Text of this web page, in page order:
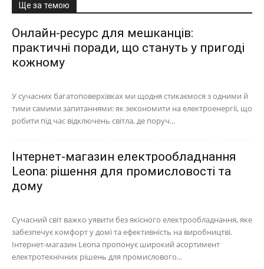
Ще за темою
Онлайн-ресурс для мешканців:
практичні поради, що стануть у пригоді
кожному
У сучасних багатоповерхівках ми щодня стикаємося з одними й
тими самими запитаннями: як зекономити на електроенергії, що
робити під час відключень світла, де поруч...
Інтернет-магазин електрообладнання
Leona: рішення для промисловості та
дому
Сучасний світ важко уявити без якісного електрообладнання, яке
забезпечує комфорт у домі та ефективність на виробництві.
Інтернет-магазин Leona пропонує широкий асортимент
електротехнічних рішень для промислового...